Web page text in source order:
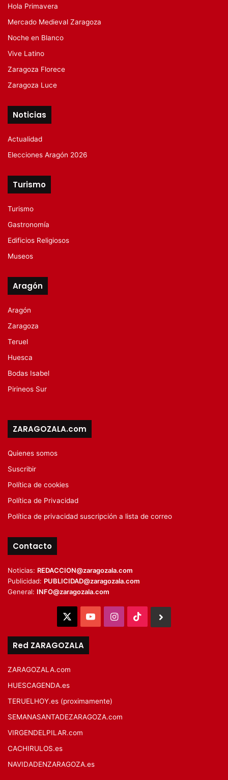
Hola Primavera
Mercado Medieval Zaragoza
Noche en Blanco
Vive Latino
Zaragoza Florece
Zaragoza Luce
Noticias
Actualidad
Elecciones Aragón 2026
Turismo
Turismo
Gastronomía
Edificios Religiosos
Museos
Aragón
Aragón
Zaragoza
Teruel
Huesca
Bodas Isabel
Pirineos Sur
ZARAGOZALA.com
Quienes somos
Suscribir
Política de cookies
Política de Privacidad
Política de privacidad suscripción a lista de correo
Contacto
Noticias: REDACCION@zaragozala.com
Publicidad: PUBLICIDAD@zaragozala.com
General: INFO@zaragozala.com
YouTubeInstagram
TikTok
Red ZARAGOZALA
ZARAGOZALA.com
HUESCAGENDA.es
TERUELHOY.es (proximamente)
SEMANASANTADEZARAGOZA.com
VIRGENDELPILAR.com
CACHIRULOS.es
NAVIDADENZARAGOZA.es